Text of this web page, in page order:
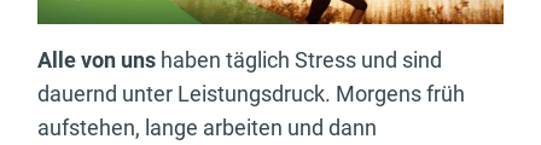
Alle von uns haben täglich Stress und sind
dauernd unter Leistungsdruck. Morgens früh
aufstehen, lange arbeiten und dann